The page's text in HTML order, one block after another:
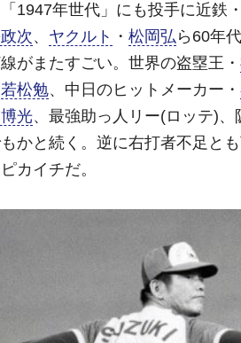
1947年世代」にも投手に近鉄・
次 、 ヤクルト ・ 松岡弘 ら60年
がまたすごい。世界の盗塁王・
若松勉、中日のヒットメーカー・
光、最強助っ人リー(ロッテ)、
かと続く。逆に右打者不足と
カイチだ。